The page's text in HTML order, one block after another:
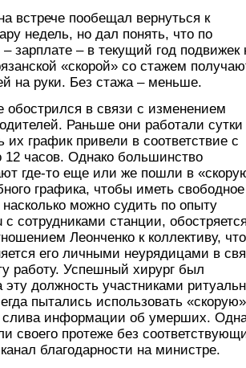
встрече пообещал вернуться к
недель, но дал понять, что по
зарплате – в текущий год подвижек
«скорой» со стажем
на руки. Без стажа – меньше.
обострился в связи с изменением
Раньше они работали сутки
их график привели в соответствие с
12 часов. Однако большинство
где-то еще или же пошли в
графика, чтобы иметь свободное
можно судить по опыту
сотрудниками станции,
Леонченко к коллективу,
его личными неурядицами в
работу. Успешный хирург был
должность участниками
пытались использовать «скорую»
слива информации об умерших.
своего протеже без
благодарности на министре.